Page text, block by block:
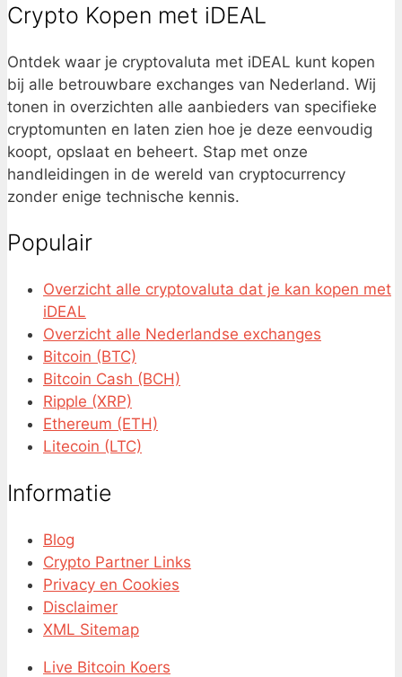
Crypto Kopen met iDEAL
Ontdek waar je cryptovaluta met iDEAL kunt kopen
bij alle betrouwbare exchanges van Nederland. Wij
tonen in overzichten alle aanbieders van specifieke
cryptomunten en laten zien hoe je deze eenvoudig
koopt, opslaat en beheert. Stap met onze
handleidingen in de wereld van cryptocurrency
zonder enige technische kennis.
Populair
Overzicht alle cryptovaluta dat je kan kopen met
iDEAL
Overzicht alle Nederlandse exchanges
Bitcoin (BTC)
Bitcoin Cash (BCH)
Ripple (XRP)
Ethereum (ETH)
Litecoin (LTC)
Informatie
Blog
Crypto Partner Links
Privacy en Cookies
Disclaimer
XML Sitemap
Live Bitcoin Koers